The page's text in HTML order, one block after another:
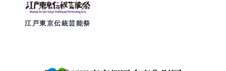
江戸東京伝統芸能祭